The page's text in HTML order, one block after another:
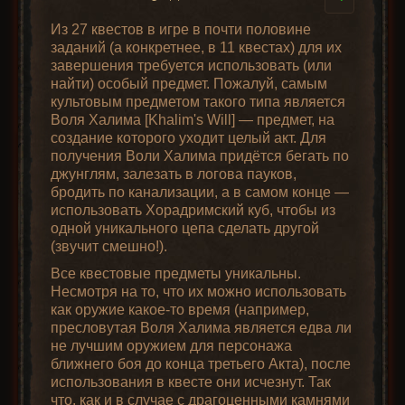
Руна Пул
(Pul) x2 +
Мутный
бриллиант x1
v1.10
Руна Ум
(Um)
Руна Ум
(Um) x2 +
Топаз x1
v1.10
Руна Мал
(Mal)
Руна Мал
(Mal) x2 +
Аметист x1
v1.10
Руна Ист
(Ist)
Руна Ист
(Ist) x2 +
Сапфир x1
v1.10
Руна Гул
(Gul)
Руна Гул
(Gul) x2 +
v1.10
Руна Векс
Глядя на всё вышеперечисленное, можно
сделать вывод, что из чернокнижника
выйдет гибридный боец – может и
заклинаниями пострелять, и демонов
призвать, и мечом по щам надавать. Однако,
интересно.
Новые предметы
Blizzard добавят более 30 (!) новых
предметов в игру – в это число входят
новые комплектные предметы, уникальные
предметы, рунные слова и даже новый тип
предметов для чернокнижника – книги.
В порядке убывания их
распространенности: Мал (Mal), Ист (Ist), Гул
(Gul), Векс (Vex), Ом (Ohm), Ло (Lo), Сур
(Sur), Бер (Ber), Джа (Jah), Чам (Cham), Зод
(Zod). Если найдете одну из таких и решить
продать другому игроку – просите хорошую
цену, они того стоят!
Рунные слова
Если вы расположите определенные руны в
сокетах в правильной последовательности,
предмет станет уникальным и цвет его
названия сменится на золотой. При этом он
обретет дополнительные характеристики в
зависимости от написанного на немрунного
слова. Учтите,что предмет должен
соответствовать назначению рунного слова
(если оно предназначено для усиления
мечей, то не даст бонуса, будучи
Из 27 квестов в игре в почти половине
заданий (а конкретнее, в 11 квестах) для их
завершения требуется использовать (или
найти) особый предмет. Пожалуй, самым
культовым предметом такого типа является
Воля Халима [Khalim's Will] — предмет, на
создание которого уходит целый акт. Для
получения Воли Халима придётся бегать по
джунглям, залезать в логова пауков,
бродить по канализации, а в самом конце —
использовать Хорадримский куб, чтобы из
одной уникального цепа сделать другой
(звучит смешно!).
Все квестовые предметы уникальны.
Несмотря на то, что их можно использовать
как оружие какое-то время (например,
пресловутая Воля Халима является едва ли
не лучшим оружием для персонажа
ближнего боя до конца третьего Акта), после
использования в квесте они исчезнут. Так
что, как и в случае с драгоценными камнями